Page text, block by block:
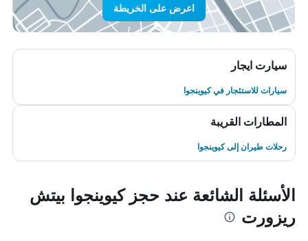
اعرض على الخريطة
سيارت ايجار
سيارات للاستئجار في كيوينجوا
المطارات القريبة
رحلات طيران إلى كيوينجوا
الأسئلة الشائعة عند حجز كيوينجوا بيتش
ريزورت